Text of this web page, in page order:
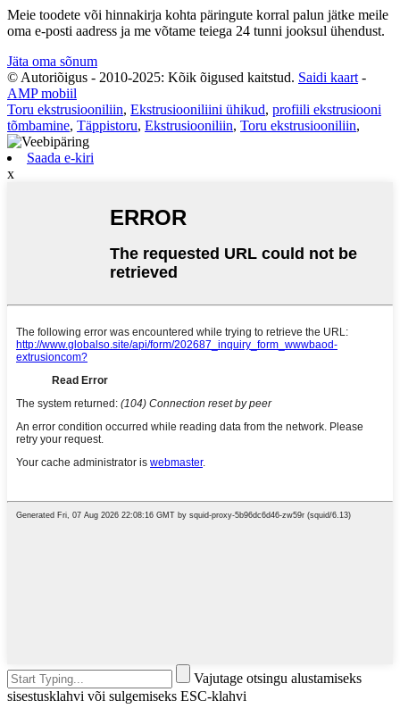
Meie toodete või hinnakirja kohta päringute korral palun jätke meile
oma e-posti aadress ja me võtame teiega 24 tunni jooksul ühendust.
Jäta oma sõnum
© Autoriõigus - 2010-2025: Kõik õigused kaitstud. Saidi kaart -
AMP mobiil
Toru ekstrusiooniliin, Ekstrusiooniliini ühikud, profiili ekstrusiooni
tõmbamine, Täppistoru, Ekstrusiooniliin, Toru ekstrusiooniliin,
Saada e-kiri
x
Vajutage otsingu alustamiseks
sisestusklahvi või sulgemiseks ESC-klahvi